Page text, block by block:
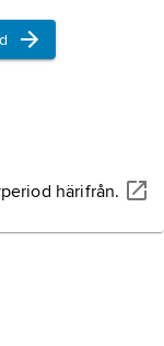
härifrån.